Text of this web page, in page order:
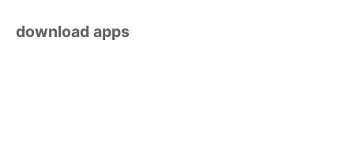
download apps